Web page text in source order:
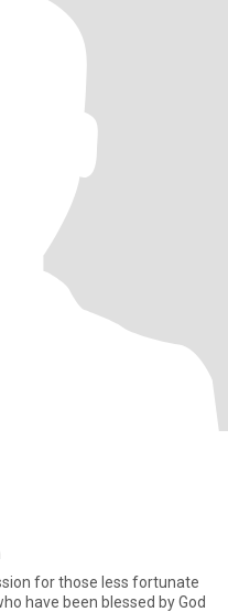
for those less fortunate